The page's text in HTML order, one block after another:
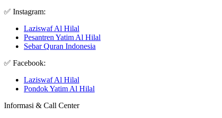
✅ Instagram:
Laziswaf Al Hilal
Pesantren Yatim Al Hilal
Sebar Quran Indonesia
✅ Facebook:
Laziswaf Al Hilal
Pondok Yatim Al Hilal
Informasi & Call Center